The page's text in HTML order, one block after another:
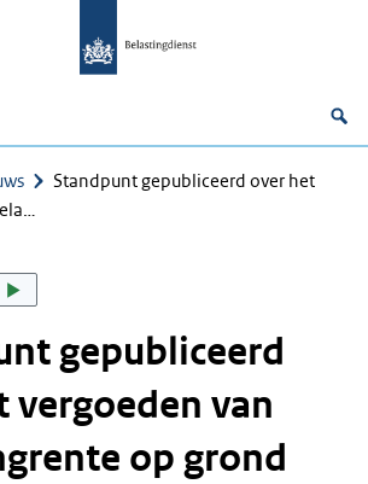
Standpunt gepubliceerd over het
gepubliceerd
vergoeden van
op grond